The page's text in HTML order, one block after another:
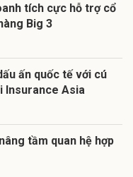
tích cực hỗ trợ cổ
Big 3
ấn quốc tế với cú
Insurance Asia
tầm quan hệ hợp